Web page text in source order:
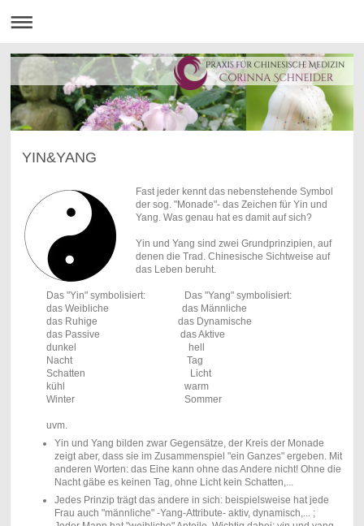
YIN&YANG
Fast jeder kennt das nebenstehende Symbol
der sog. "Monade"- das Zeichen für Yin und
Yang. Was genau hat es damit auf sich?
Yin und Yang sind zwei Grundprinzipien, auf
denen die Trad. Chinesische Sichtweise auf
das Leben beruht.
Das "Yin" symbolisiert: Das "Yang" symbolisiert:
das Weibliche das Männliche
das Ruhige das Dynamische
das Passive das Aktive
dunkel hell
Nacht Tag
Schatten Licht
kühl warm
Winter Sommer
uvm.
Yin und Yang bilden zwar Gegensätze, der Kreis der Monade
zeigt aber, dass sie im Zusammenspiel "ein Ganzes" ergeben. Mit
anderen Worten: das Eine kann ohne das Andere nicht! Ohne die
Nacht gäbe es keinen Tag, ohne Licht kein Schatten,...
Jedes Prinzip trägt das andere in sich: beispielsweise hat jede
Frau auch "männliche" -Yang-Attribute- aktiv, dynamisch,... ;